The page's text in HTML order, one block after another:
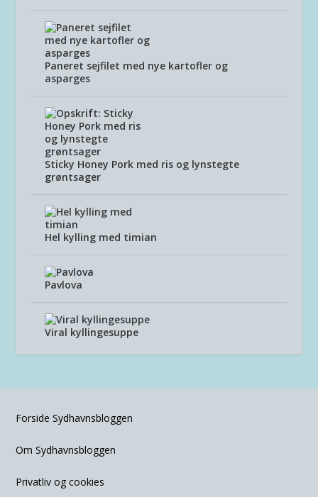
Paneret sejfilet med nye kartofler og
asparges
Sticky Honey Pork med ris og lynstegte
grøntsager
Hel kylling med timian
Pavlova
Viral kyllingesuppe
Forside Sydhavnsbloggen
Om Sydhavnsbloggen
Privatliv og cookies